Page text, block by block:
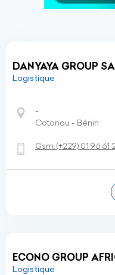
DANYAYA GROUP
Logistique
-
Cotonou - Bénin
Gsm:(+229) 01 96 61
ECONO GROUP
Logistique